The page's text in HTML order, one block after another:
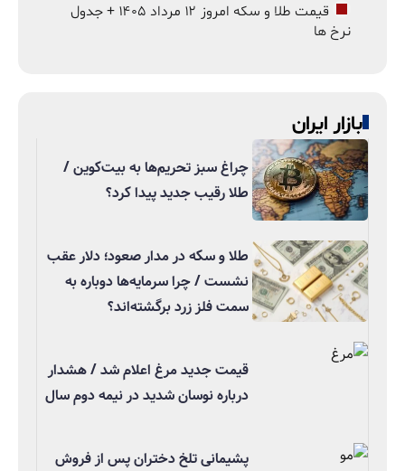
قیمت طلا و سکه امروز ۱۲ مرداد ۱۴۰۵ + جدول
نرخ ها
بازار ایران
چراغ سبز تحریم‌ها به بیت‌کوین /
طلا رقیب جدید پیدا کرد؟
طلا و سکه در مدار صعود؛ دلار عقب
نشست / چرا سرمایه‌ها دوباره به
سمت فلز زرد برگشته‌اند؟
قیمت جدید مرغ اعلام شد / هشدار
درباره نوسان شدید در نیمه دوم سال
پشیمانی تلخ دختران پس از فروش